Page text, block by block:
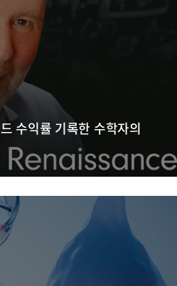
수익률 기록한 수학자의